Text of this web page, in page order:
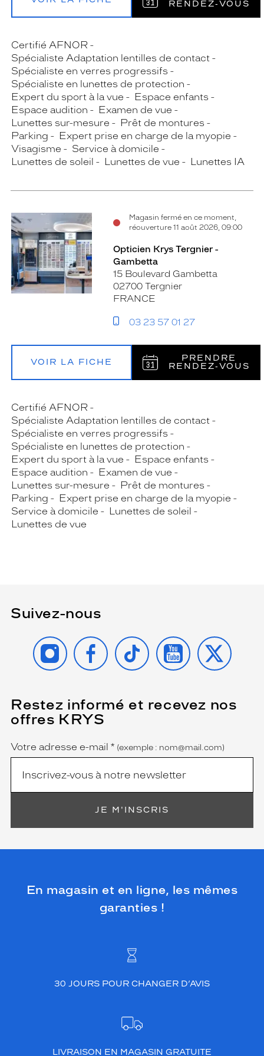
RENDEZ‑VOUS
Certifié AFNOR
Spécialiste Adaptation lentilles de contact
Spécialiste en verres progressifs
Spécialiste en lunettes de protection
Expert du sport à la vue
Espace enfants
Espace audition
Examen de vue
Lunettes sur-mesure
Prêt de montures
Parking
Expert prise en charge de la myopie
Visagisme
Service à domicile
Lunettes de soleil
Lunettes de vue Lunettes IA
Magasin fermé en ce moment,
réouverture 11 août 2026, 09:00
Opticien Krys Tergnier -
Gambetta
15 Boulevard Gambetta
02700 Tergnier
FRANCE
03 23 57 01 27
VOIR LA FICHE
PRENDRE
RENDEZ‑VOUS
Certifié AFNOR
Spécialiste Adaptation lentilles de contact
Spécialiste en verres progressifs
Spécialiste en lunettes de protection
Expert du sport à la vue
Espace enfants
Espace audition
Examen de vue
Lunettes sur-mesure
Prêt de montures
Parking
Expert prise en charge de la myopie
Service à domicile
Lunettes de soleil
Lunettes de vue
Suivez-nous
INSTAGRAMFACEBOOK
TIKTOK YOUTUBE
X
Restez informé et recevez nos
offres KRYS
Name
Votre adresse e-mail *
(Ce
champ
est
obligatoire)
(exemple : nom@mail.com)
JE M'INSCRIS
En magasin et en ligne, les mêmes
garanties !
30 JOURS POUR CHANGER D’AVIS
LIVRAISON EN MAGASIN GRATUITE